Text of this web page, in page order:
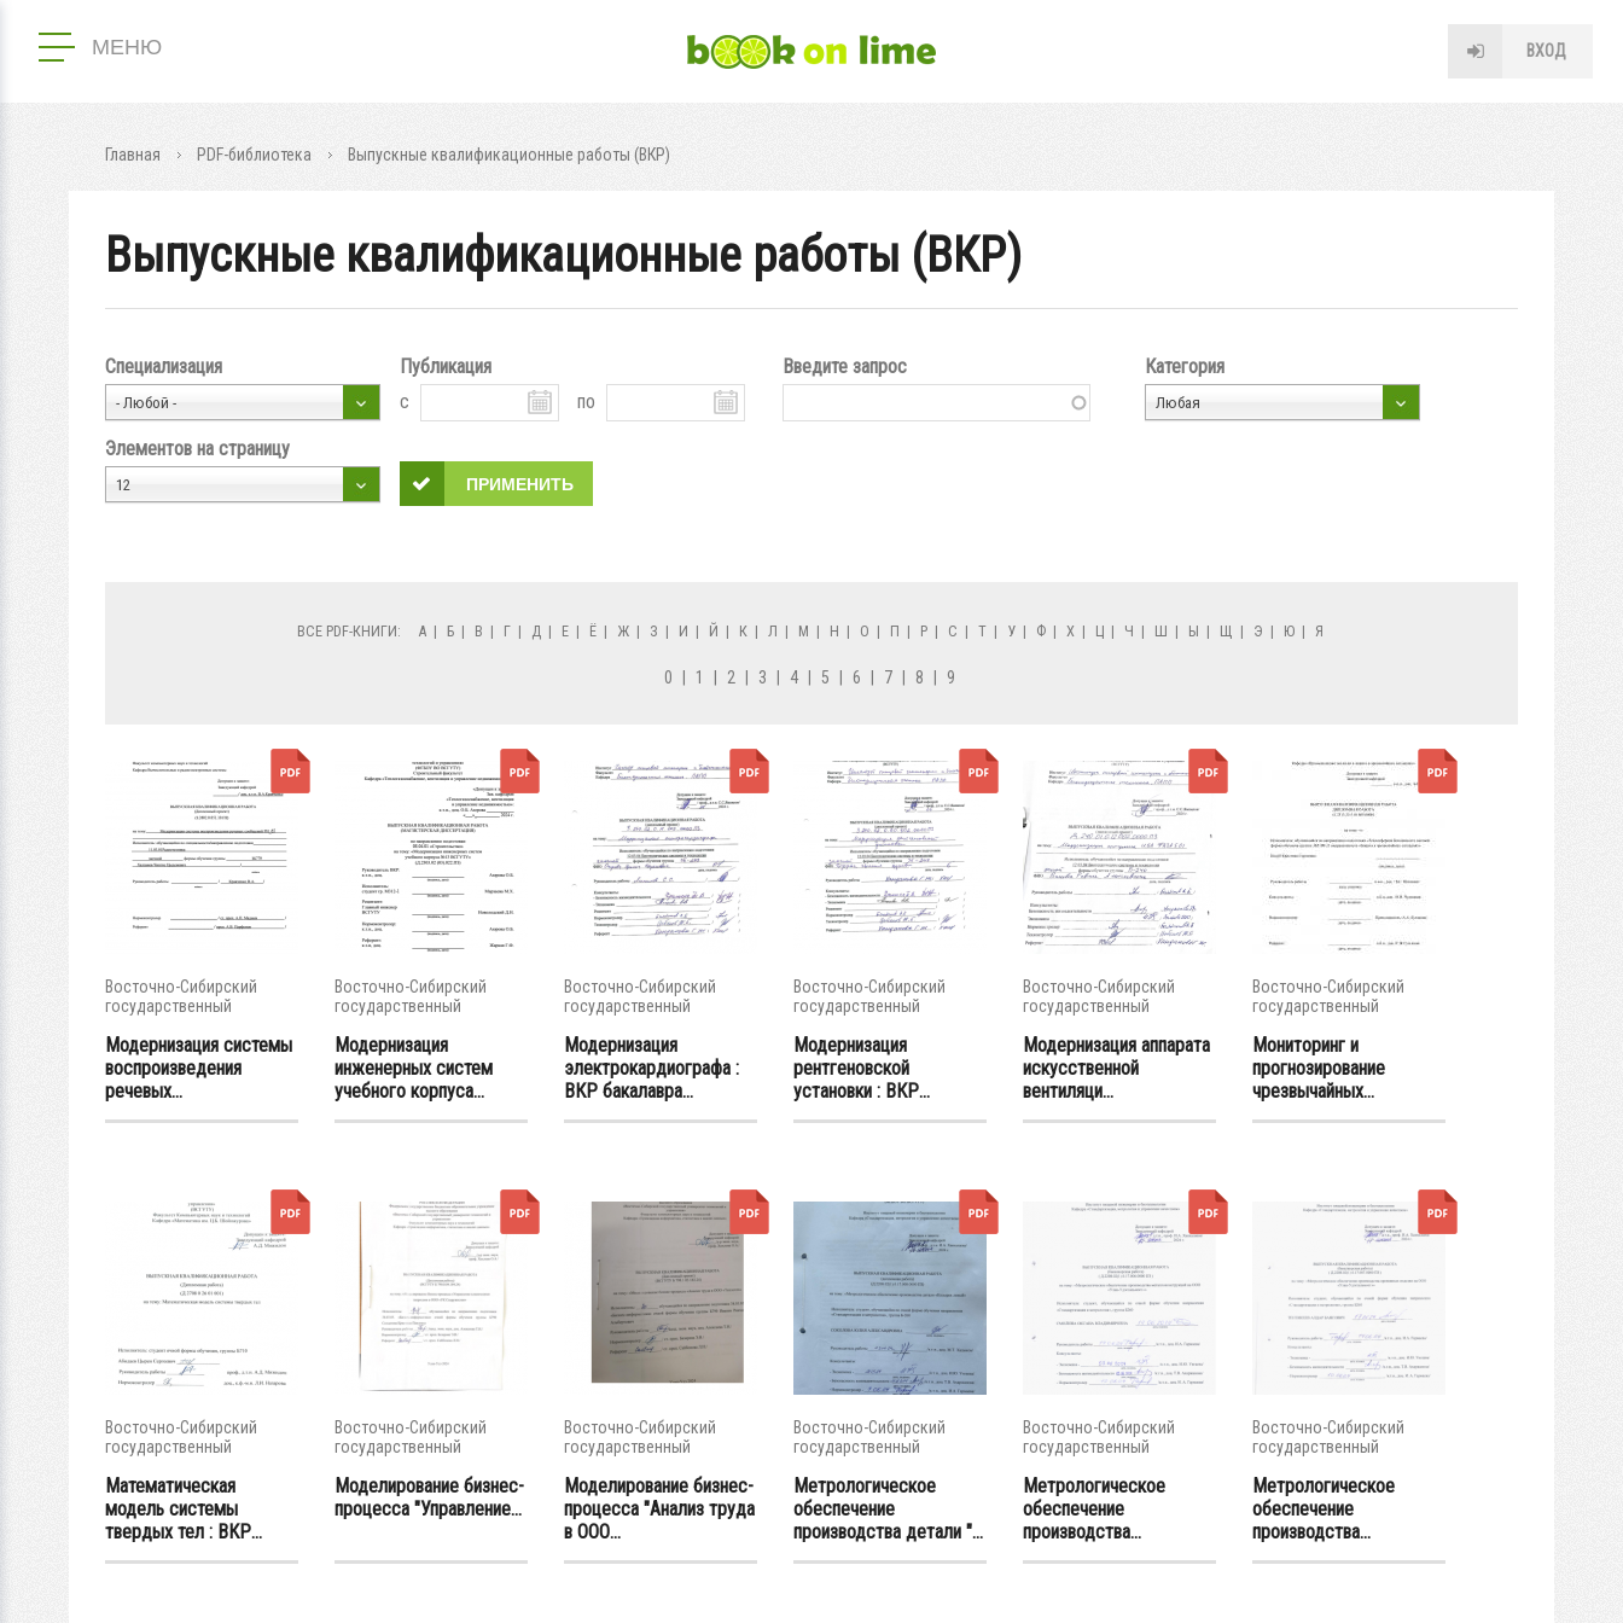
МЕНЮ ВХОД
Главная PDF-библиотека Выпускные квалификационные работы (ВКР)
Выпускные квалификационные работы (ВКР)
Специализация
- Любой -
Публикация
с
по
Введите запрос Категория
Любая
Элементов на страницу
12
ВСЕ PDF-КНИГИ: А | Б | В | Г | Д | Е | Ё | Ж | З | И | Й | К | Л | М | Н | О | П | Р | С | Т | У | Ф | Х | Ц | Ч | Ш | Ы | Щ | Э | Ю | Я
0 1 2 3 4 5 6 7 8 9
Восточно-Сибирский
государственный
Модернизация системы
воспроизведения
речевых...
Восточно-Сибирский
государственный
Модернизация
инженерных систем
учебного корпуса...
Восточно-Сибирский
государственный
Модернизация
электрокардиографа :
ВКР бакалавра...
Восточно-Сибирский
государственный
Модернизация
рентгеновской
установки : ВКР...
Восточно-Сибирский
государственный
Модернизация аппарата
искусственной
вентиляци...
Восточно-Сибирский
государственный
Мониторинг и
прогнозирование
чрезвычайных...
Восточно-Сибирский
государственный
Математическая
модель системы
твердых тел : ВКР...
Восточно-Сибирский
государственный
Моделирование бизнес-
процесса "Управление...
Восточно-Сибирский
государственный
Моделирование бизнес-
процесса "Анализ труда
в ООО...
Восточно-Сибирский
государственный
Метрологическое
обеспечение
производства детали "...
Восточно-Сибирский
государственный
Метрологическое
обеспечение
производства...
Восточно-Сибирский
государственный
Метрологическое
обеспечение
производства...